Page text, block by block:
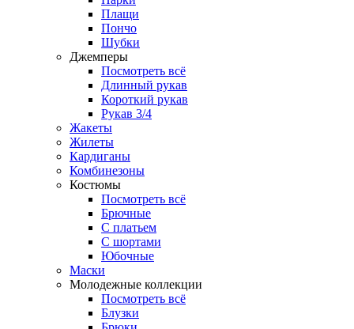
Плащи
Пончо
Шубки
Джемперы
Посмотреть всё
Длинный рукав
Короткий рукав
Рукав 3/4
Жакеты
Жилеты
Кардиганы
Комбинезоны
Костюмы
Посмотреть всё
Брючные
С платьем
С шортами
Юбочные
Маски
Молодежные коллекции
Посмотреть всё
Блузки